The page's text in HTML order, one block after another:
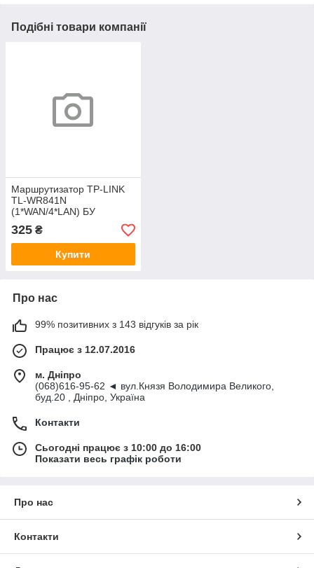
Подібні товари компанії
Маршрутизатор TP-LINK
TL-WR841N
(1*WAN/4*LAN) БУ
325 ₴
Купити
Про нас
99% позитивних з 143 відгуків за рік
Працює з 12.07.2016
м. Дніпро
(068)616-95-62 ◄ вул.Князя Володимира Великого,
буд.20 , Дніпро, Україна
Контакти
Сьогодні працює з 10:00 до 16:00
Показати весь графік роботи
Про нас
Контакти